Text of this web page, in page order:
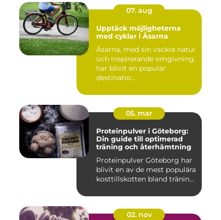
07. aug
Upptäck möjligheterna
med cyklar i Åsarna
Åsarna, med sin vackra natur
och inspirerande omgivning,
har blivit en populär
destinatio...
05. mar
Proteinpulver i Göteborg:
Din guide till optimerad
träning och återhämtning
Proteinpulver Göteborg har
blivit en av de mest populära
kosttillskotten bland tränin...
02. nov